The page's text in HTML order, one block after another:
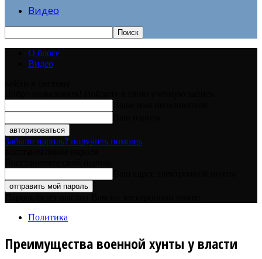
Видео
О блоге
Видео
Забыли пароль? получить помощь
Политика
Преимущества военной хунты у власти